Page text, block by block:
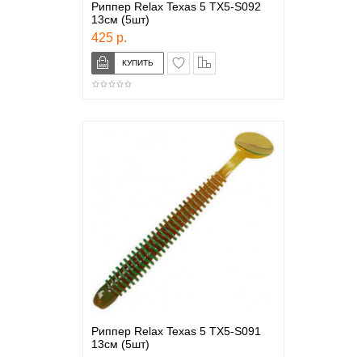
Риппер Relax Texas 5 TX5-S092
13см (5шт)
425 р.
в закладки
Риппер Relax Texas 5 TX5-S091
13см (5шт)